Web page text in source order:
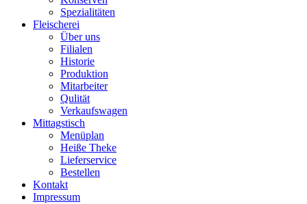
Spezialitäten
Fleischerei
Über uns
Filialen
Historie
Produktion
Mitarbeiter
Qulität
Verkaufswagen
Mittagstisch
Menüplan
Heiße Theke
Lieferservice
Bestellen
Kontakt
Impressum